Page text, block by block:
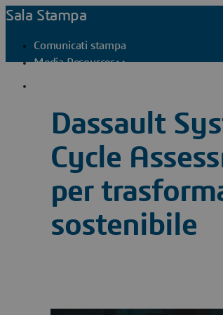
Sala Stampa
Comunicati stampa
Media Resources
Dassault
Cycle
per
sostenibile